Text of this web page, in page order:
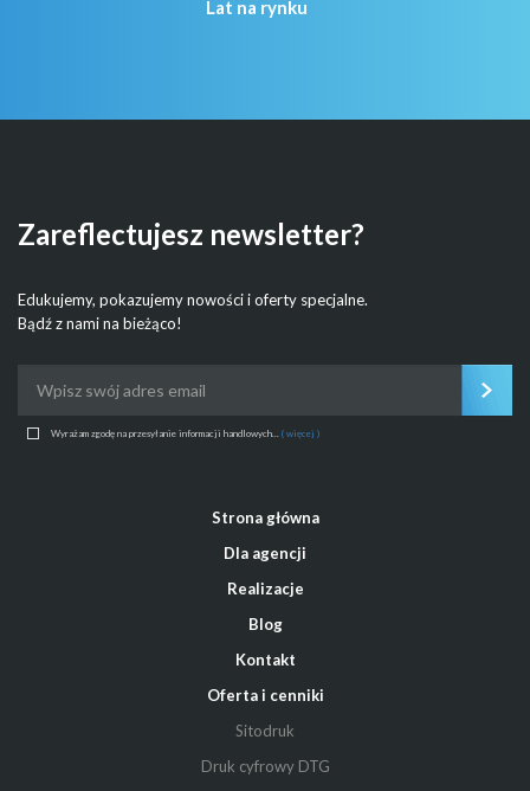
Lat na rynku
Zareflectujesz newsletter?
Edukujemy, pokazujemy nowości i oferty specjalne.
Bądź z nami na bieżąco!
Wyrażam zgodę na przesyłanie informacji handlowych... ( więcej )
Strona główna
Dla agencji
Realizacje
Blog
Kontakt
Oferta i cenniki
Sitodruk
Druk cyfrowy DTG